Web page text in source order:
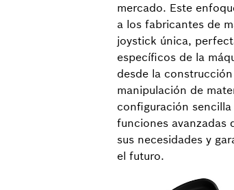
mercado. Este
a los fabricantes de
joystick única,
específicos de la
desde la
manipulación de
configuración
funciones avanzadas
sus necesidades y
el futuro.